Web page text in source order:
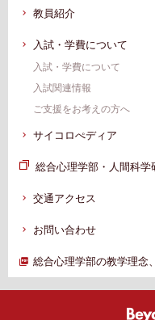
教員紹介
入試・学費について
入試・学費について
入試関連情報
ご支援をお考えの方へ
サイコロぺディア
総合心理学部・人間科学
交通アクセス
お問い合わせ
総合心理学部の教学理念